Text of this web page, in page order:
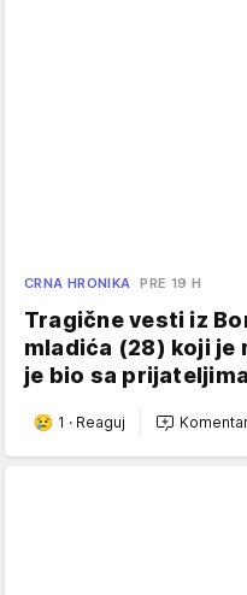
CRNA HRONIKA PRE 19 H
Tragične vesti iz
mladića (28) koji je
je bio sa prijateljima
1 · Reaguj